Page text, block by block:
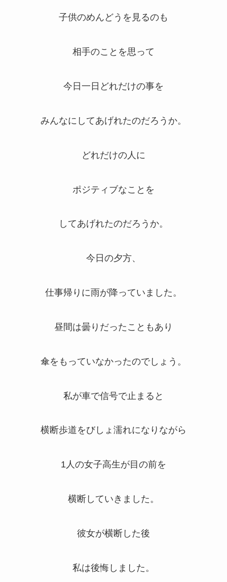
子供のめんどうを見るのも
相手のことを思って
今日一日どれだけの事を
みんなにしてあげれたのだろうか。
どれだけの人に
ポジティブなことを
してあげれたのだろうか。
今日の夕方、
仕事帰りに雨が降っていました。
昼間は曇りだったこともあり
傘をもっていなかったのでしょう。
私が車で信号で止まると
横断歩道をびしょ濡れになりながら
1人の女子高生が目の前を
横断していきました。
彼女が横断した後
私は後悔しました。